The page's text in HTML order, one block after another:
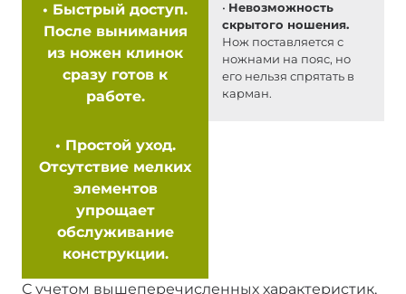
• Быстрый доступ.
После вынимания
из ножен клинок
сразу готов к
работе.
• Невозможность
скрытого ношения.
Нож поставляется с
ножнами на пояс, но
его нельзя спрятать в
карман.
• Простой уход.
Отсутствие мелких
элементов
упрощает
обслуживание
конструкции.
С учетом вышеперечисленных характеристик,